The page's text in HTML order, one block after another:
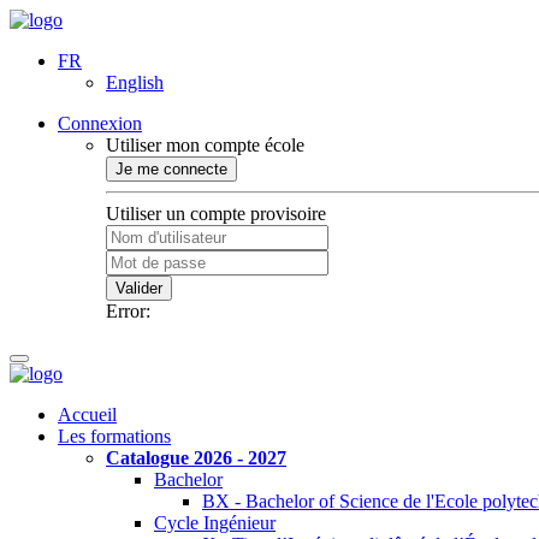
FR
English
Connexion
Utiliser mon compte école
Je me connecte
Utiliser un compte provisoire
Valider
Error:
Accueil
Les formations
Catalogue 2026 - 2027
Bachelor
BX - Bachelor of Science de l'Ecole
Cycle Ingénieur